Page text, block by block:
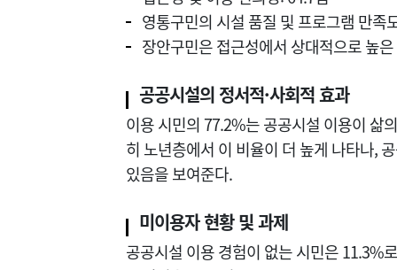
영통구민의 시설 품질 및 프로그램 만족
장안구민은 접근성에서 상대적으로 높
공공시설의 정서적·사회적 효과
이용 시민의 77.2%는 공공시설 이용이 삶
히 노년층에서 이 비율이 더 높게 나타나,
있음을 보여준다.
미이용자 현황 및 과제
공공시설 이용 경험이 없는 시민은 11.3%